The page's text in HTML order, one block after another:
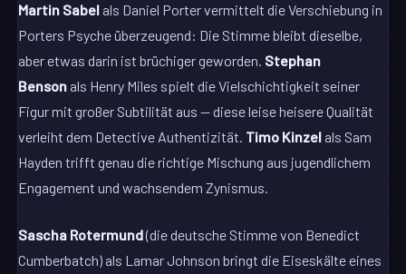
Martin Sabel als Daniel Porter vermittelt die Verschiebung in
Porters Psyche überzeugend: Die Stimme bleibt dieselbe,
aber etwas darin ist brüchiger geworden. Stephan
Benson als Henry Miles spielt die Vielschichtigkeit seiner
Figur mit großer Subtilität aus — diese leise heisere Qualität
verleiht dem Detective Authentizität. Timo Kinzel als Sam
Hayden trifft genau die richtige Mischung aus jugendlichem
Engagement und wachsendem Zynismus.
Sascha Rotermund(die deutsche Stimme von Benedict
Cumberbatch) als Lamar Johnson bringt die Eiseskälte eines